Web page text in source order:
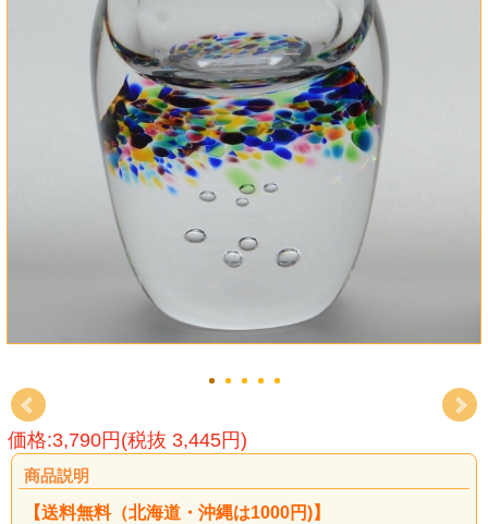
価格:3,790円(税抜 3,445円)
商品説明
【送料無料（北海道・沖縄は1000円)】